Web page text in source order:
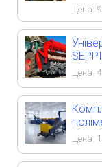
Цена:
Цена:
Цена: